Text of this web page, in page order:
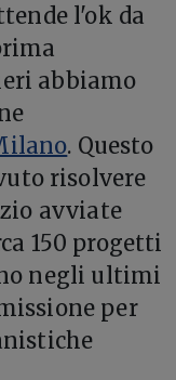
l'ok da
abbiamo
. Questo
risolvere
avviate
150 progetti
negli ultimi
per